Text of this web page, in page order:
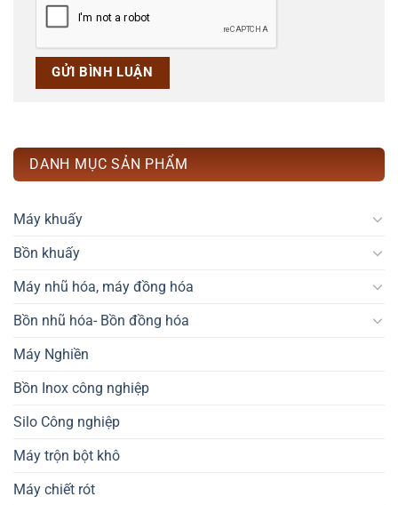
DANH MỤC SẢN PHẨM
Máy khuấy
Bồn khuấy
Máy nhũ hóa, máy đồng hóa
Bồn nhũ hóa- Bồn đồng hóa
Máy Nghiền
Bồn Inox công nghiệp
Silo Công nghiệp
Máy trộn bột khô
Máy chiết rót